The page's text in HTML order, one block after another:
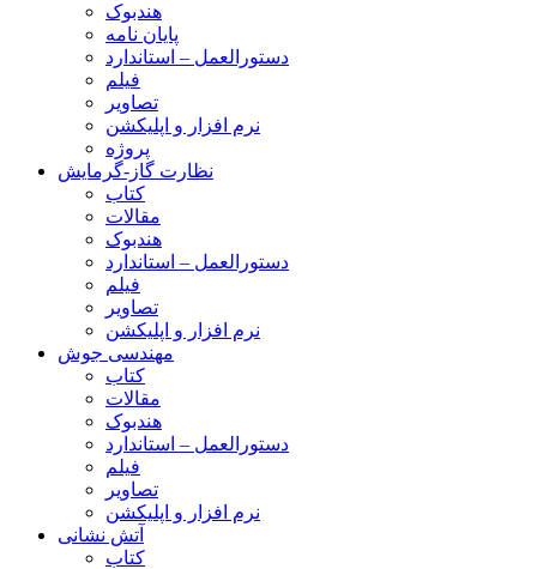
هندبوک
پایان نامه
دستورالعمل – استاندارد
فیلم
تصاویر
نرم افزار و اپلیکشن
پروژه
نظارت گاز-گرمایش
کتاب
مقالات
هندبوک
دستورالعمل – استاندارد
فیلم
تصاویر
نرم افزار و اپلیکشن
مهندسی جوش
کتاب
مقالات
هندبوک
دستورالعمل – استاندارد
فیلم
تصاویر
نرم افزار و اپلیکشن
آتش نشانی
کتاب